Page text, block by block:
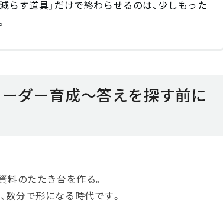
らす道具」だけで終わらせるのは、少しもった
ダー育成〜答えを探す前に
料のたたき台を作る。
分で形になる時代です。